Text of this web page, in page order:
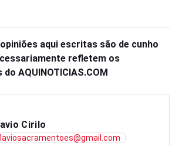
aqui escritas são de cunho
refletem os
AQUINOTICIAS.COM
Cirilo